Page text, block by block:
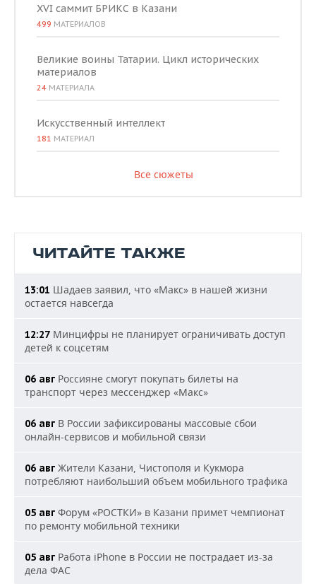
XVI саммит БРИКС в Казани
499 МАТЕРИАЛОВ
Великие воины Татарии. Цикл исторических
материалов
24 МАТЕРИАЛА
Искусственный интеллект
181 МАТЕРИАЛ
Все сюжеты
ЧИТАЙТЕ ТАКЖЕ
13:01 Шадаев заявил, что «Макс» в нашей жизни
остается навсегда
12:27 Минцифры не планирует ограничивать доступ
детей к соцсетям
06 авг Россияне смогут покупать билеты на
транспорт через мессенджер «Макс»
06 авг В России зафиксированы массовые сбои
онлайн-сервисов и мобильной связи
06 авг Жители Казани, Чистополя и Кукмора
потребляют наибольший объем мобильного трафика
05 авг Форум «РОСТКИ» в Казани примет чемпионат
по ремонту мобильной техники
05 авг Работа iPhone в России не пострадает из-за
дела ФАС